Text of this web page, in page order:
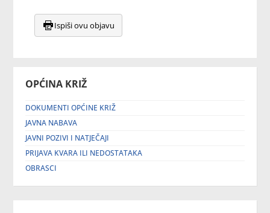
OPĆINA KRIŽ
DOKUMENTI OPĆINE KRIŽ
JAVNA NABAVA
JAVNI POZIVI I NATJEČAJI
PRIJAVA KVARA ILI NEDOSTATAKA
OBRASCI
Ispiši ovu objavu